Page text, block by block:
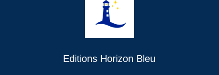
Editions Horizon Bleu